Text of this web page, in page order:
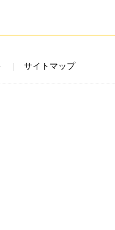
サイトマップ